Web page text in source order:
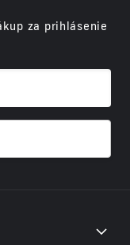
za prihlásenie